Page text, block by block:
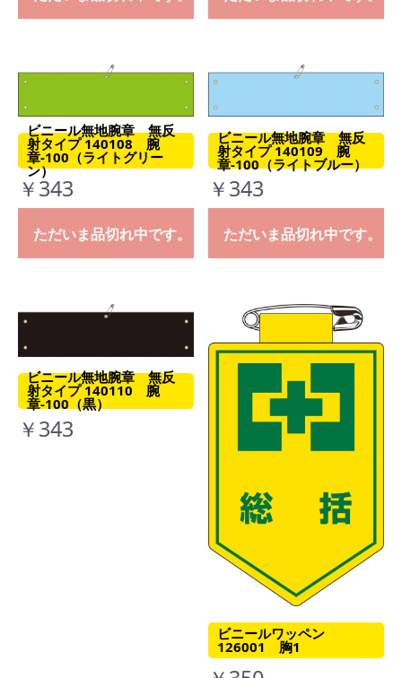
ビニール無地腕章 無反
射タイプ 140108 腕
章-100（ライトグリー
ン）
￥343
ただいま品切れ中です。
ビニール無地腕章 無反
射タイプ 140109 腕
章-100（ライトブルー）
￥343
ただいま品切れ中です。
ビニール無地腕章 無反
射タイプ 140110 腕
章-100（黒）
￥343
ビニールワッペン
126001 胸1